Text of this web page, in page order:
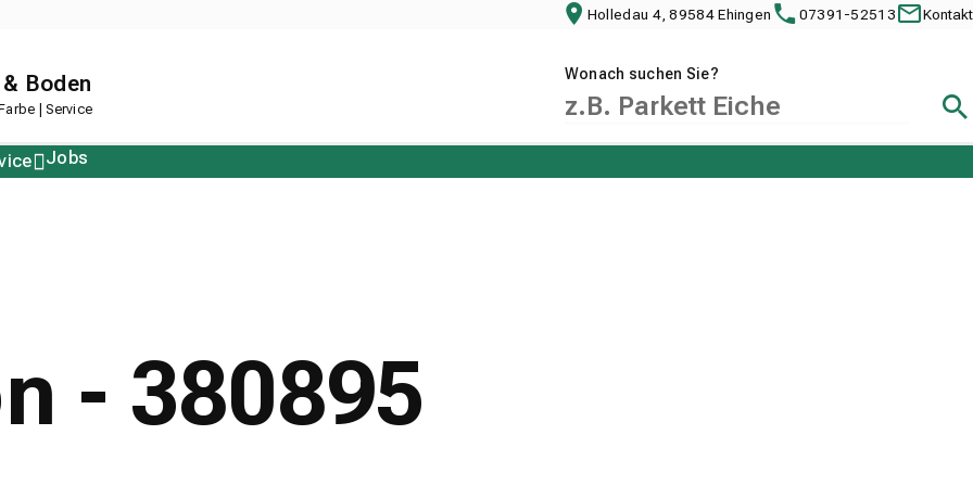
Holledau 4, 89584 Ehingen 07391-52513 Kontakt
Boden
| Service
Wonach suchen Sie?
Jobs
- 380895